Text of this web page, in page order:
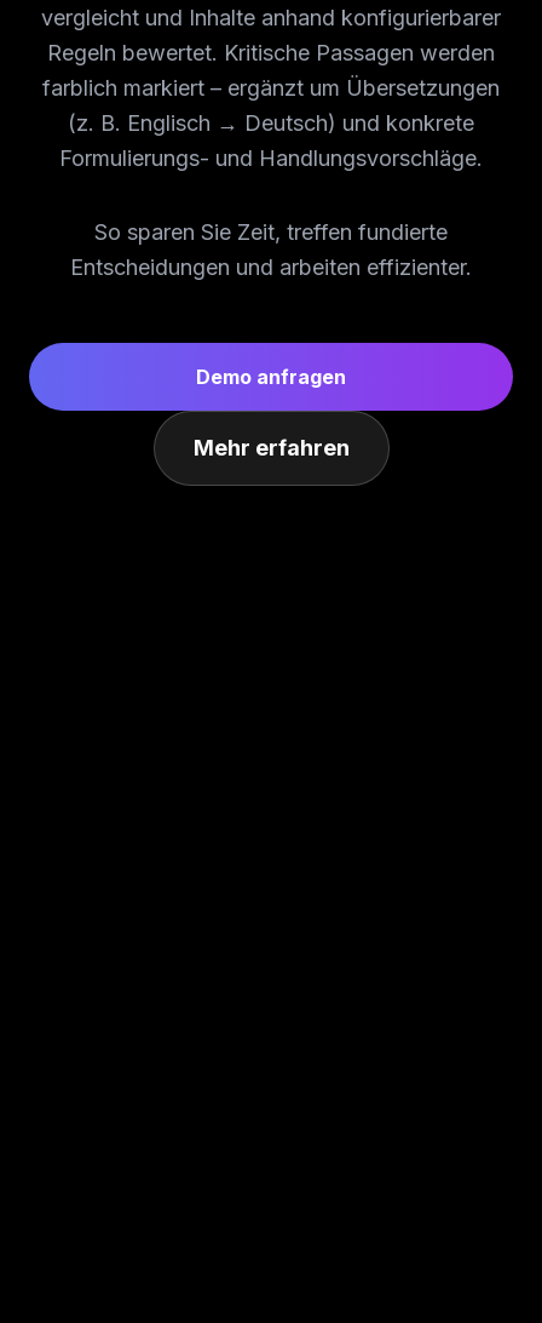
vergleicht und Inhalte anhand konfigurierbarer
Regeln bewertet. Kritische Passagen werden
farblich markiert – ergänzt um Übersetzungen
(z. B. Englisch → Deutsch) und konkrete
Formulierungs- und Handlungsvorschläge.
So sparen Sie Zeit, treffen fundierte
Entscheidungen und arbeiten effizienter.
Demo anfragen
Mehr erfahren